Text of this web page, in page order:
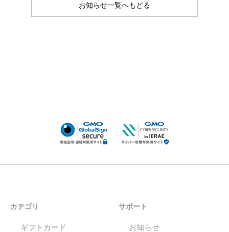
お知らせ一覧へもどる
カテゴリ
ギフトカード
サポート
お知らせ